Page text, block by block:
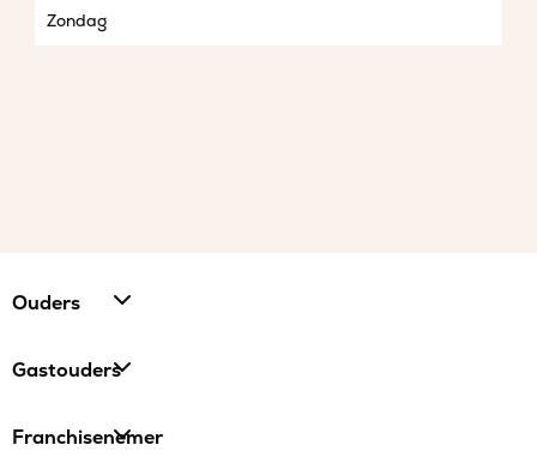
Zondag
Ouders
Gastouders
Franchisenemer